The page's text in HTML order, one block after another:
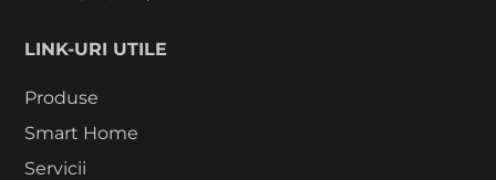
LINK-URI UTILE
Produse
Smart Home
Servicii